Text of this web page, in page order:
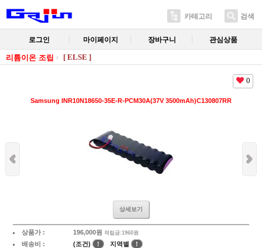
카테고리 검색
로그인 마이페이지 장바구니 관심상품
리튬이온 조립 [ ELSE ]
0
Samsung INR10N18650-35E-R-PCM30A(37V 3500mAh)C130807RR
상세보기
상품가 : 196,000원 적립금:1960원
배송비 : (조건) ! 지역별 !